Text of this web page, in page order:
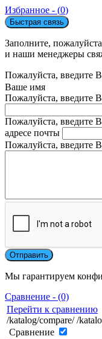
Избранное - (0)
Быстрая связь
Заполните,
и наши менеджеры
Пожалуйста, введите
Ваше имя
Пожалуйста, введите
Пожалуйста, введите
адресе почты
Пожалуйста, введите
Мы гарантируем
Сравнение - (0)
Перейти к сравнению
/katalog/compare/ /
Cравнение